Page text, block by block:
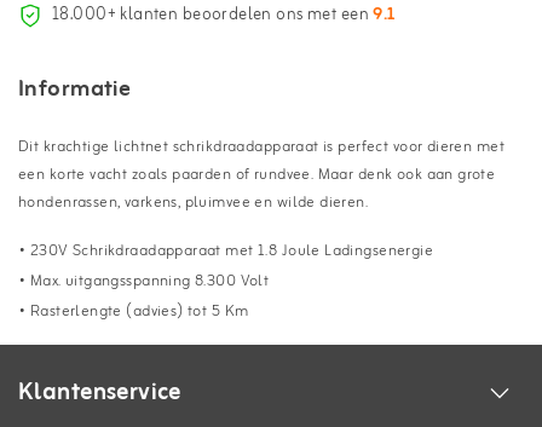
18.000+ klanten beoordelen ons met een9.1
Informatie
Dit krachtige lichtnet schrikdraadapparaat is perfect voor dieren met
een korte vacht zoals paarden of rundvee. Maar denk ook aan grote
hondenrassen, varkens, pluimvee en wilde dieren.
• 230V Schrikdraadapparaat met 1.8 Joule Ladingsenergie
• Max. uitgangsspanning 8.300 Volt
• Rasterlengte (advies) tot 5 Km
Klantenservice